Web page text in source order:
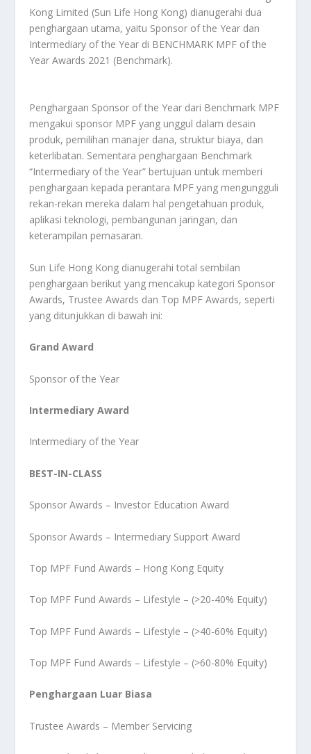
Kong Limited (Sun Life Hong Kong) dianugerahi dua
penghargaan utama, yaitu Sponsor of the Year dan
Intermediary of the Year di BENCHMARK MPF of the
Year Awards 2021 (Benchmark).
Penghargaan Sponsor of the Year dari Benchmark MPF
mengakui sponsor MPF yang unggul dalam desain
produk, pemilihan manajer dana, struktur biaya, dan
keterlibatan. Sementara penghargaan Benchmark
“Intermediary of the Year” bertujuan untuk memberi
penghargaan kepada perantara MPF yang mengungguli
rekan-rekan mereka dalam hal pengetahuan produk,
aplikasi teknologi, pembangunan jaringan, dan
keterampilan pemasaran.
Sun Life Hong Kong dianugerahi total sembilan
penghargaan berikut yang mencakup kategori Sponsor
Awards, Trustee Awards dan Top MPF Awards, seperti
yang ditunjukkan di bawah ini:
Grand Award
Sponsor of the Year
Intermediary Award
Intermediary of the Year
BEST-IN-CLASS
Sponsor Awards – Investor Education Award
Sponsor Awards – Intermediary Support Award
Top MPF Fund Awards – Hong Kong Equity
Top MPF Fund Awards – Lifestyle – (>20-40% Equity)
Top MPF Fund Awards – Lifestyle – (>40-60% Equity)
Top MPF Fund Awards – Lifestyle – (>60-80% Equity)
Penghargaan Luar Biasa
Trustee Awards – Member Servicing